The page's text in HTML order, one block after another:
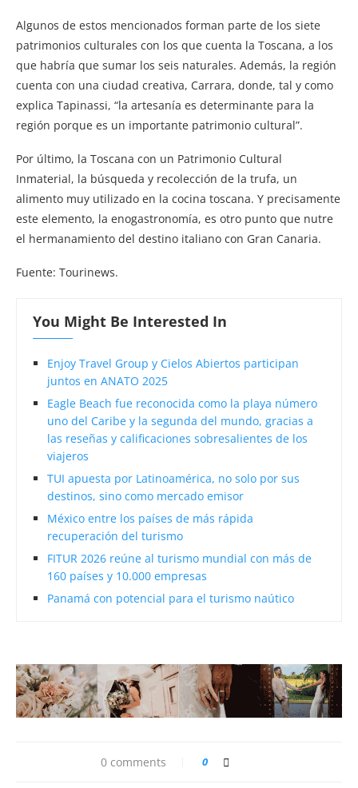
Algunos de estos mencionados forman parte de los siete
patrimonios culturales con los que cuenta la Toscana, a los
que habría que sumar los seis naturales. Además, la región
cuenta con una ciudad creativa, Carrara, donde, tal y como
explica Tapinassi, “la artesanía es determinante para la
región porque es un importante patrimonio cultural”.
Por último, la Toscana con un Patrimonio Cultural
Inmaterial, la búsqueda y recolección de la trufa, un
alimento muy utilizado en la cocina toscana. Y precisamente
este elemento, la enogastronomía, es otro punto que nutre
el hermanamiento del destino italiano con Gran Canaria.
Fuente: Tourinews.
You Might Be Interested In
Enjoy Travel Group y Cielos Abiertos participan
juntos en ANATO 2025
Eagle Beach fue reconocida como la playa número
uno del Caribe y la segunda del mundo, gracias a
las reseñas y calificaciones sobresalientes de los
viajeros
TUI apuesta por Latinoamérica, no solo por sus
destinos, sino como mercado emisor
México entre los países de más rápida
recuperación del turismo
FITUR 2026 reúne al turismo mundial con más de
160 países y 10.000 empresas
Panamá con potencial para el turismo naútico
0 comments 0